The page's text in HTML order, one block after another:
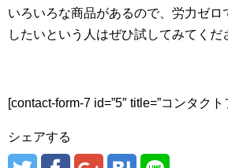
いろいろな商品があるので、労力ゼロ
したいという人はぜひ試してみてくだ
[contact-form-7 id=”5″ title=”コンタクト
シェアする